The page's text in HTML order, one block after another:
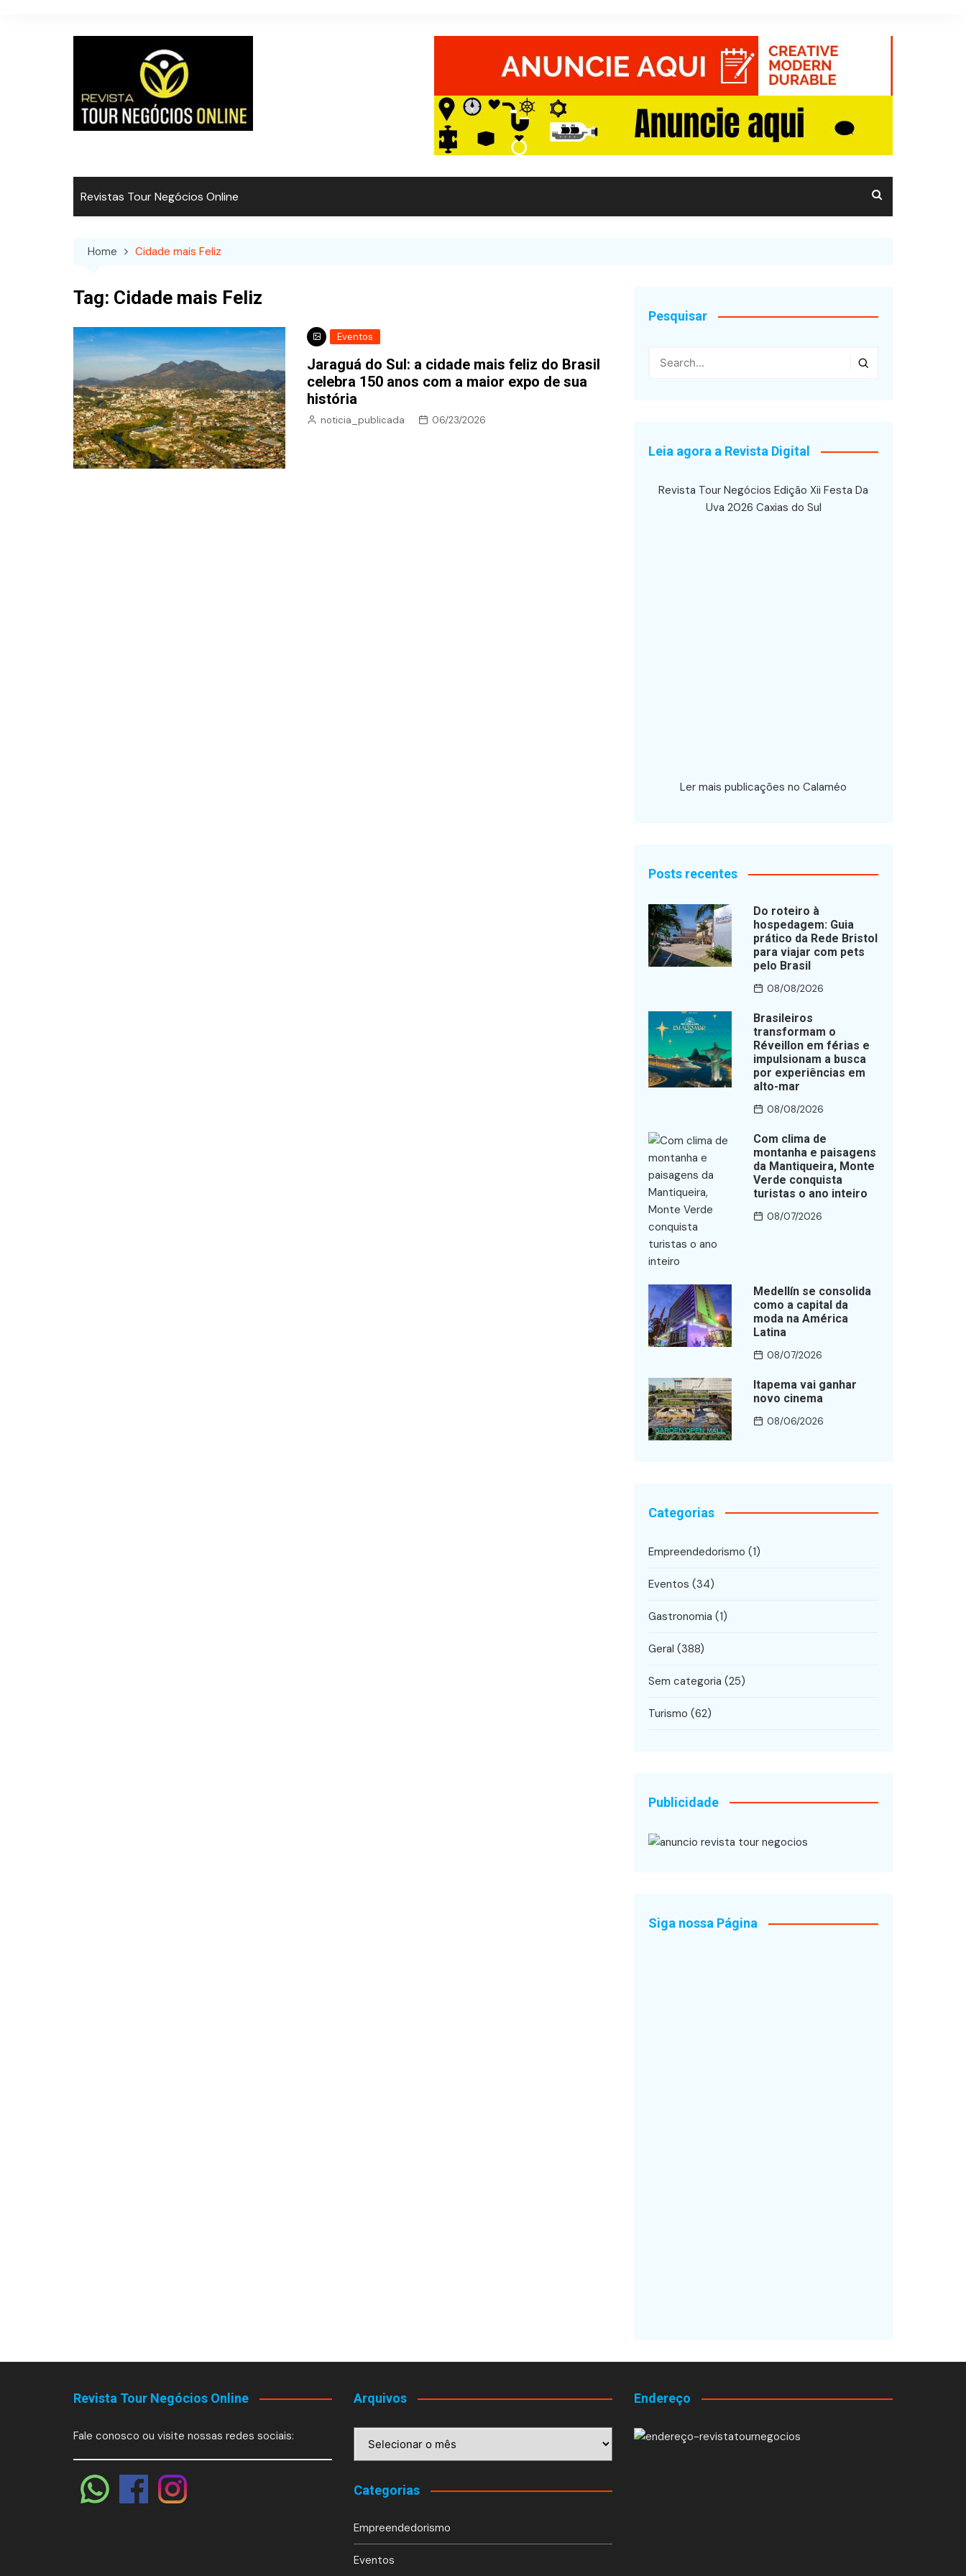
Revistas Tour Negócios Online
Home Cidade mais Feliz
Tag: Cidade mais Feliz
Eventos
Jaraguá do Sul: a cidade mais feliz do Brasil
celebra 150 anos com a maior expo de sua
história
noticia_publicada 06/23/2026
Pesquisar
Leia agora a Revista Digital
Revista Tour Negócios Edição Xii Festa Da
Uva 2026 Caxias do Sul
Ler mais publicações no Calaméo
Posts recentes
Do roteiro à
hospedagem: Guia
prático da Rede Bristol
para viajar com pets
pelo Brasil
08/08/2026
Brasileiros
transformam o
Réveillon em férias e
impulsionam a busca
por experiências em
alto-mar
08/08/2026
Com clima de
montanha e paisagens
da Mantiqueira, Monte
Verde conquista
turistas o ano inteiro
08/07/2026
Medellín se consolida
como a capital da
moda na América
Latina
08/07/2026
Itapema vai ganhar
novo cinema
08/06/2026
Categorias
Empreendedorismo (1)
Eventos (34)
Gastronomia (1)
Geral (388)
Sem categoria (25)
Turismo (62)
Publicidade
Siga nossa Página
Revista Tour Negócios Online
Fale conosco ou visite nossas redes sociais:
Arquivos
Categorias
Empreendedorismo
Eventos
Endereço